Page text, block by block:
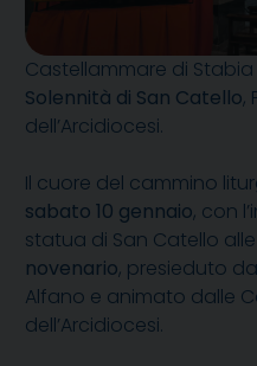
Castellammare di
Solennità di San Catello,
dell’Arcidiocesi.
Il cuore del cammino
sabato 10 gennaio, con
statua di San Catello alle
novenario, presieduto
Alfano e animato dalle
dell’Arcidiocesi.